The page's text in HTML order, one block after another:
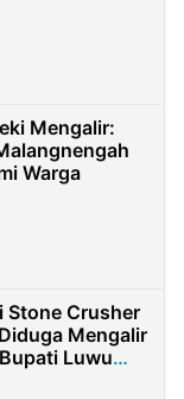
Mengalir:
Warga
Stone Crusher
Mengalir
Luwu